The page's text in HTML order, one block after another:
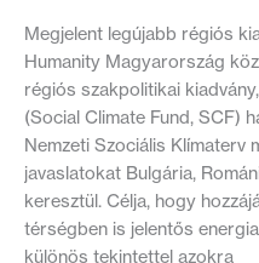
Megjelent legújabb régiós
Humanity Magyarország
régiós szakpolitikai
(Social Climate Fund, SCF)
Nemzeti Szociális Klímaterv
javaslatokat Bulgária,
keresztül. Célja, hogy
térségben is jelentős
különös tekintettel azokra